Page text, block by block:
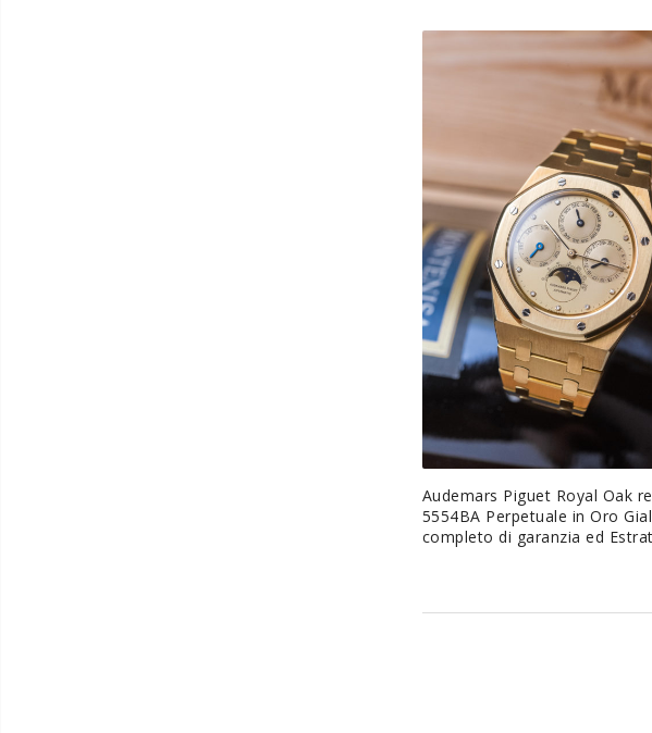
Audemars Piguet Royal Oak
5554BA Perpetuale in Oro
completo di garanzia ed